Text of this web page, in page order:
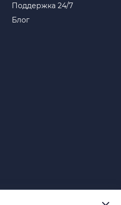
Поддержка 24/7
Блог